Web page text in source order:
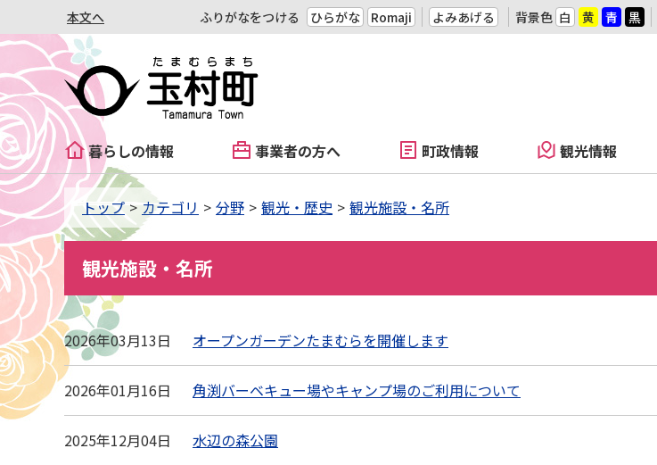
本文へ ふりがなをつける ひらがな Romaji よみあげる 背景色 白 黄 青 黒
暮らしの情報 事業者の方へ 町政情報 観光情報
トップ カテゴリ 分野 観光・歴史 観光施設・名所
観光施設・名所
2026年03月13日
オープンガーデンたまむらを開催します
2026年01月16日 角渕バーベキュー場やキャンプ場のご利用について
2025年12月04日 水辺の森公園